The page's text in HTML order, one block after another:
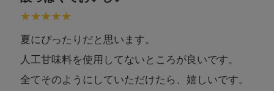
夏にぴったりだと思います。
人工甘味料を使用してないところが良いです。
全てそのようにしていただけたら、嬉しいです。